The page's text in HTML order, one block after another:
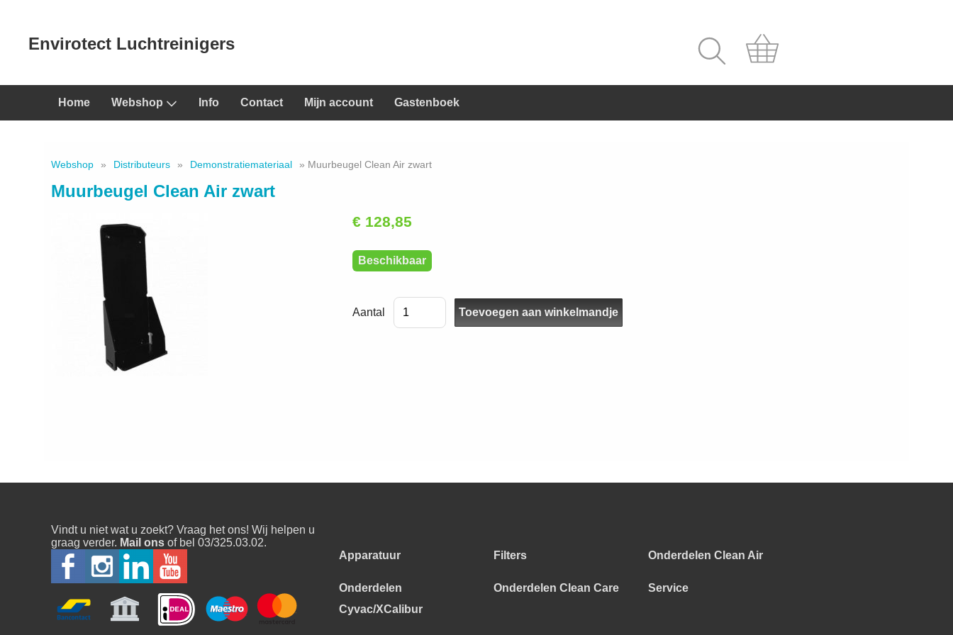
Envirotect Luchtreinigers
Home Webshop Info Contact Mijn account Gastenboek
Webshop » Distributeurs » Demonstratiemateriaal » Muurbeugel Clean Air zwart
Muurbeugel Clean Air zwart
€ 128,85
Beschikbaar
Aantal
Vindt u niet wat u zoekt? Vraag het ons! Wij helpen u
graag verder. Mail ons of bel 03/325.03.02.
Apparatuur
Filters Onderdelen Clean Air
Onderdelen
Cyvac/XCalibur
Onderdelen Clean Care Service